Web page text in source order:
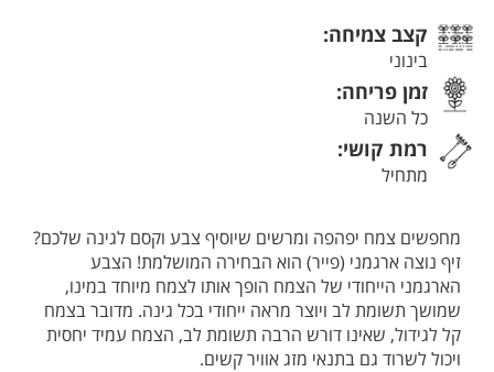
קצב צמיחה:
בינוני
זמן פריחה:
כל השנה
רמת קושי:
מתחיל
מחפשים צמח יפהפה ומרשים שיוסיף צבע וקסם לגינה שלכם?
זיף נוצה ארגמני (פייר) הוא הבחירה המושלמת! הצבע
הארגמני הייחודי של הצמח הופך אותו לצמח מיוחד במינו,
שמושך תשומת לב ויוצר מראה ייחודי בכל גינה. מדובר בצמח
קל לגידול, שאינו דורש הרבה תשומת לב, הצמח עמיד יחסית
ויכול לשרוד גם בתנאי מזג אוויר קשים.